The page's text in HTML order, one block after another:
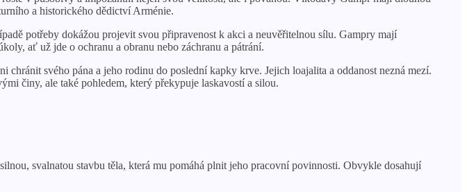
a historického dědictví Arménie.
potřeby dokážou projevit svou připravenost k akci a neuvěřitelnou sílu. Gampry mají
ať už jde o ochranu a obranu nebo záchranu a pátrání.
svého pána a jeho rodinu do poslední kapky krve. Jejich loajalita a oddanost nezná mezí.
činy, ale také pohledem, který překypuje laskavostí a silou.
svalnatou stavbu těla, která mu pomáhá plnit jeho pracovní povinnosti. Obvykle dosahují